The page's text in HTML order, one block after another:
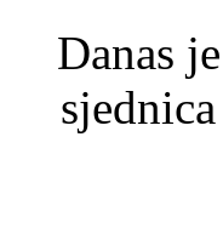
Danas